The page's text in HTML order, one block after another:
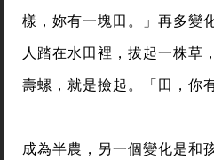
樣，妳有一塊田。」再多變
人踏在水田裡，拔起一株草
壽螺，就是撿起。「田，你
成為半農，另一個變化是和